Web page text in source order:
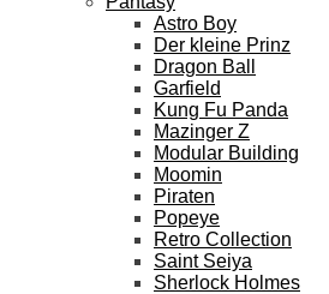
Astro Boy
Der kleine Prinz
Dragon Ball
Garfield
Kung Fu Panda
Mazinger Z
Modular Building
Moomin
Piraten
Popeye
Retro Collection
Saint Seiya
Sherlock Holmes